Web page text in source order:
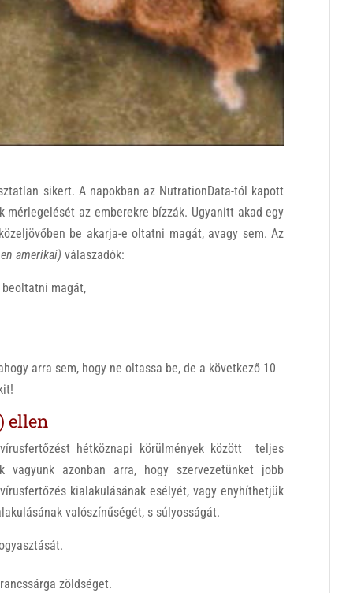
sikert. A napokban az NutrationData-tól kapott
az emberekre bízzák. Ugyanitt akad egy
be akarja-e oltatni magát, avagy sem. Az
amerikai) válaszadók:
beoltatni magát,
arra sem, hogy ne oltassa be, de a következő 10
ellen
hétköznapi körülmények között teljes
vagyunk azonban arra, hogy szervezetünket jobb
kialakulásának esélyét, vagy enyhíthetjük
valószínűségét, s súlyosságát.
zöldséget.